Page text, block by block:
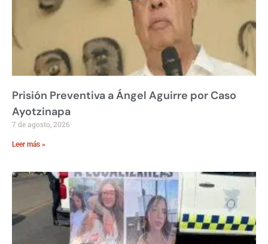
Prisión Preventiva a Ángel Aguirre por Caso
Ayotzinapa
7 de agosto, 2026
Leer más »